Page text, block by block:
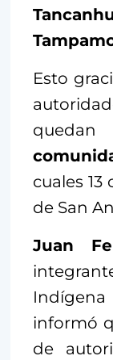
Esto
cuales
de San
Juan
informó
de